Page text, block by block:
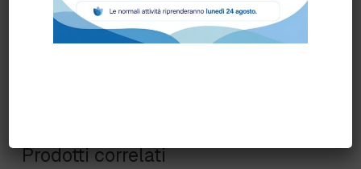
Prodotti correlati